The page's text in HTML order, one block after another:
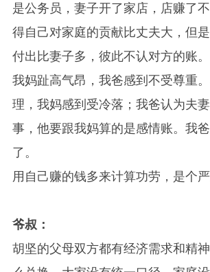
是公务员，妻子开了家店，店赚了
得自己对家庭的贡献比丈夫大，但
付出比妻子多，彼此不认对方的账。
我妈趾高气昂，我爸感到不受尊重
理，我妈感到受冷落；我爸认为夫
事，他要跟我妈算的是感情账。我
了。
用自己赚的钱多来计算功劳，是个严
爷叔：
胡坚的父母双方都有经济需求和精